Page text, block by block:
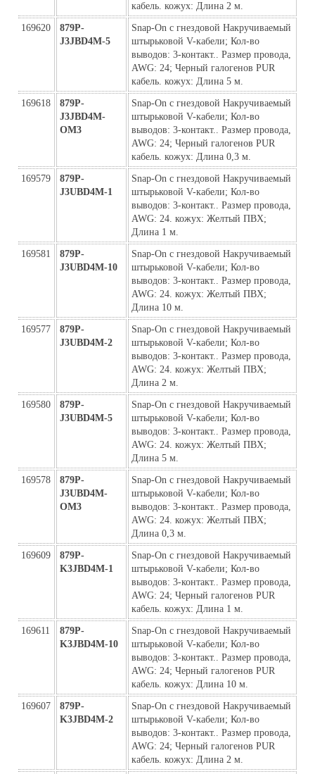
кабель. кожух: Длина 2 м.
169620
879P-
J3JBD4M-5
Snap-On с гнездовой Накручиваемый
штырьковой V-кабели; Кол-во
выводов: 3-контакт.. Размер провода,
AWG: 24; Черный галогенов PUR
кабель. кожух: Длина 5 м.
169618
879P-
J3JBD4M-
ОМ3
Snap-On с гнездовой Накручиваемый
штырьковой V-кабели; Кол-во
выводов: 3-контакт.. Размер провода,
AWG: 24; Черный галогенов PUR
кабель. кожух: Длина 0,3 м.
169579
879P-
J3UBD4M-1
Snap-On с гнездовой Накручиваемый
штырьковой V-кабели; Кол-во
выводов: 3-контакт.. Размер провода,
AWG: 24. кожух: Желтый ПВХ;
Длина 1 м.
169581
879P-
J3UBD4M-10
Snap-On с гнездовой Накручиваемый
штырьковой V-кабели; Кол-во
выводов: 3-контакт.. Размер провода,
AWG: 24. кожух: Желтый ПВХ;
Длина 10 м.
169577
879P-
J3UBD4M-2
Snap-On с гнездовой Накручиваемый
штырьковой V-кабели; Кол-во
выводов: 3-контакт.. Размер провода,
AWG: 24. кожух: Желтый ПВХ;
Длина 2 м.
169580
879P-
J3UBD4M-5
Snap-On с гнездовой Накручиваемый
штырьковой V-кабели; Кол-во
выводов: 3-контакт.. Размер провода,
AWG: 24. кожух: Желтый ПВХ;
Длина 5 м.
169578
879P-
J3UBD4M-
ОМ3
Snap-On с гнездовой Накручиваемый
штырьковой V-кабели; Кол-во
выводов: 3-контакт.. Размер провода,
AWG: 24. кожух: Желтый ПВХ;
Длина 0,3 м.
169609
879P-
K3JBD4M-1
Snap-On с гнездовой Накручиваемый
штырьковой V-кабели; Кол-во
выводов: 3-контакт.. Размер провода,
AWG: 24; Черный галогенов PUR
кабель. кожух: Длина 1 м.
169611
879P-
K3JBD4M-10
Snap-On с гнездовой Накручиваемый
штырьковой V-кабели; Кол-во
выводов: 3-контакт.. Размер провода,
AWG: 24; Черный галогенов PUR
кабель. кожух: Длина 10 м.
169607
879P-
K3JBD4M-2
Snap-On с гнездовой Накручиваемый
штырьковой V-кабели; Кол-во
выводов: 3-контакт.. Размер провода,
AWG: 24; Черный галогенов PUR
кабель. кожух: Длина 2 м.